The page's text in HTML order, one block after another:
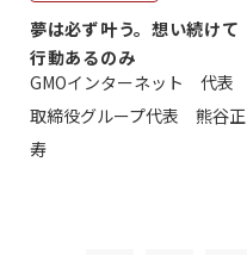
夢は必ず叶う。想い続けて
行動あるのみ
GMOインターネット 代表
取締役グループ代表 熊谷正
寿